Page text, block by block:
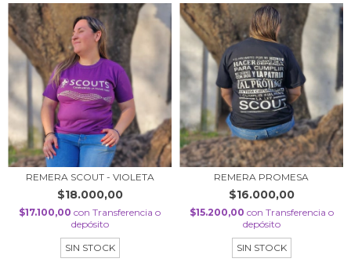
REMERA SCOUT - VIOLETA
$18.000,00
$17.100,00 con Transferencia o
depósito
SIN STOCK
REMERA PROMESA
$16.000,00
$15.200,00 con Transferencia o
depósito
SIN STOCK